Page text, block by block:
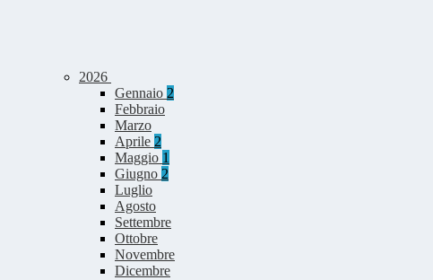
2026
Gennaio 2
Febbraio
Marzo
Aprile 2
Maggio 1
Giugno 2
Luglio
Agosto
Settembre
Ottobre
Novembre
Dicembre